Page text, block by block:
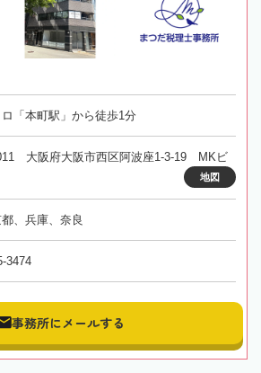
「本町駅」から徒歩1分
大阪府大阪市西区阿波座1-3-19 MKビ
地図
、兵庫、奈良
3474
事務所にメールする